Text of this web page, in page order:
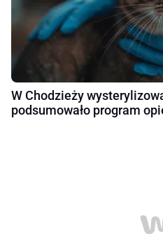
W Chodzieży
podsumowało program